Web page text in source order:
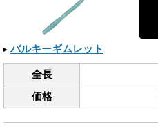
バルキーギムレット
全長
価格